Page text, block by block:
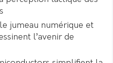
jumeau numérique et
l’avenir de